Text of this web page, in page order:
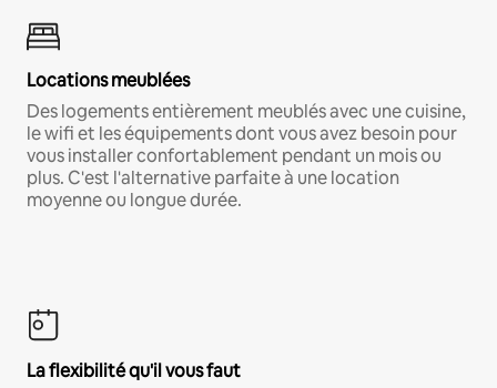
Locations meublées
Des logements entièrement meublés avec une cuisine,
le wifi et les équipements dont vous avez besoin pour
vous installer confortablement pendant un mois ou
plus. C'est l'alternative parfaite à une location
moyenne ou longue durée.
La flexibilité qu'il vous faut